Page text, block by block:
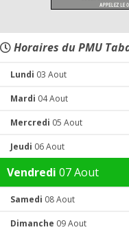
Horaires du PMU
Lundi 03 Aout
Mardi 04 Aout
Mercredi 05 Aout
Jeudi 06 Aout
Vendredi 07 Aout
Samedi 08 Aout
Dimanche 09 Aout